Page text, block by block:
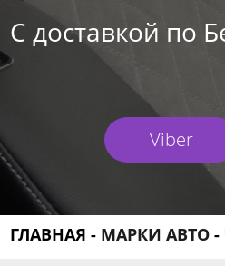
С доставкой по
Viber
ГЛАВНАЯ - МАРКИ АВТО -